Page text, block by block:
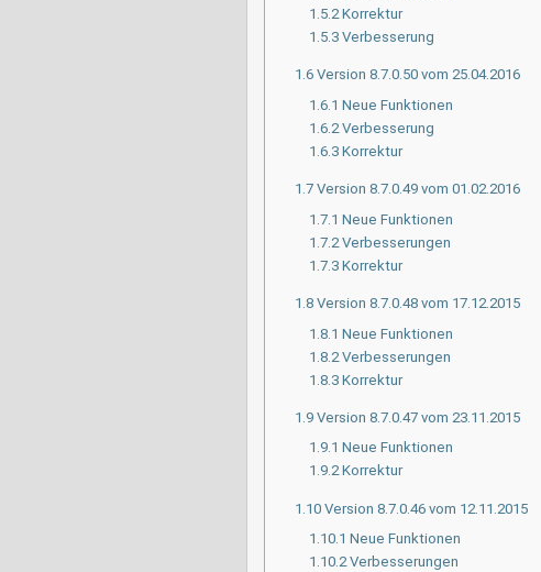
1.5.2 Korrektur
1.5.3 Verbesserung
1.6 Version 8.7.0.50 vom 25.04.2016
1.6.1 Neue Funktionen
1.6.2 Verbesserung
1.6.3 Korrektur
1.7 Version 8.7.0.49 vom 01.02.2016
1.7.1 Neue Funktionen
1.7.2 Verbesserungen
1.7.3 Korrektur
1.8 Version 8.7.0.48 vom 17.12.2015
1.8.1 Neue Funktionen
1.8.2 Verbesserungen
1.8.3 Korrektur
1.9 Version 8.7.0.47 vom 23.11.2015
1.9.1 Neue Funktionen
1.9.2 Korrektur
1.10 Version 8.7.0.46 vom 12.11.2015
1.10.1 Neue Funktionen
1.10.2 Verbesserungen